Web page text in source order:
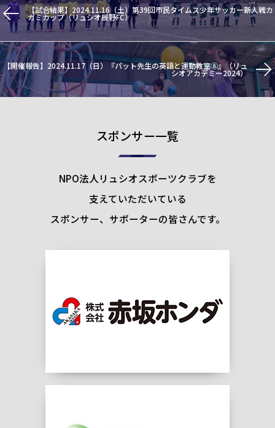
【試合結果】2024.11.16（土）第39回市民タイムス少年サッカー新人戦カ
ガミカップ（リュシオ辰野FC）
【開催報告】2024.11.17（日）『パット先生の英語と運動教室⑧』（リュ
シオアカデミー2024）
スポンサー一覧
NPO法人リュシオスポーツクラブを
支えていただいている
スポンサー、サポーターの皆さんです。